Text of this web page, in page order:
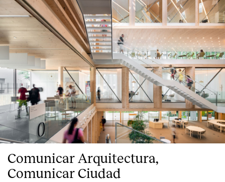
Comunicar Arquitectura,
Comunicar Ciudad